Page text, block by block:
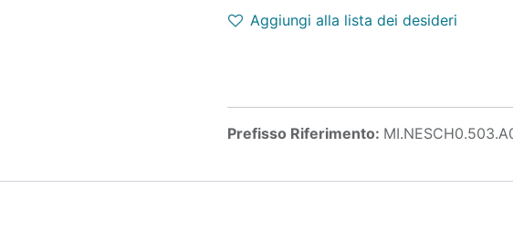
Aggiungi alla lista dei desideri
Prefisso Riferimento: